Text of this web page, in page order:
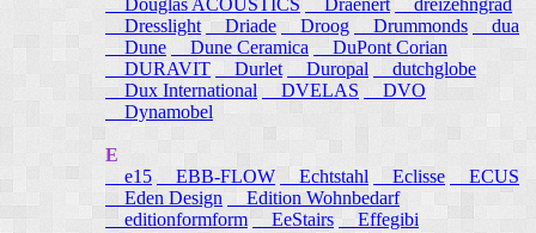
Douglas ACOUSTICS
Draenert
dreizehngrad
Dresslight Driade Droog Drummonds
dua
Dune
Dune Ceramica
DuPont Corian
DURAVIT
Durlet Duropal
dutchglobe
Dux International
DVELAS
DVO
Dynamobel
E
e15 EBB-FLOW Echtstahl Eclisse
ECUS
Eden Design
Edition Wohnbedarf
editionformform
EeStairs
Effegibi